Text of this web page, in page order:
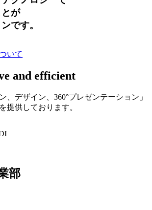
とが
です。
いて
and efficient
、デザイン、360°プレゼンテーション」
提供しております。
部